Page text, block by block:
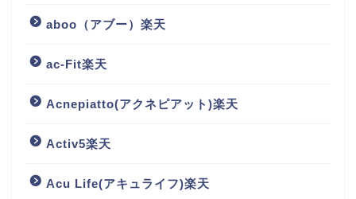
aboo（アブー）楽天
ac-Fit楽天
Acnepiatto(アクネピアット)楽天
Activ5楽天
Acu Life(アキュライフ)楽天